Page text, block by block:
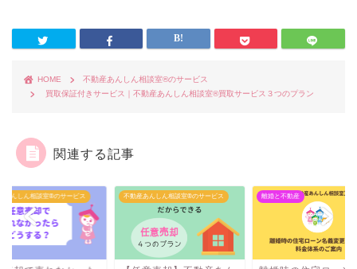
HOME
不動産あんしん相談室®のサービス
買取保証付きサービス｜不動産あんしん相談室®️買取サービス３つのプラン
関連する記事
あんしん相談室®のサービス 不動産あんしん相談室®のサービス 離婚と不動産